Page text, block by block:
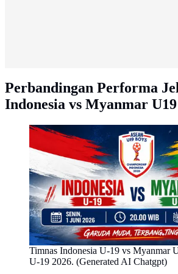
Perbandingan Performa
Indonesia vs Myanmar U19
Timnas Indonesia U-19 vs Myanmar
U-19 2026. (Generated AI Chatgpt)